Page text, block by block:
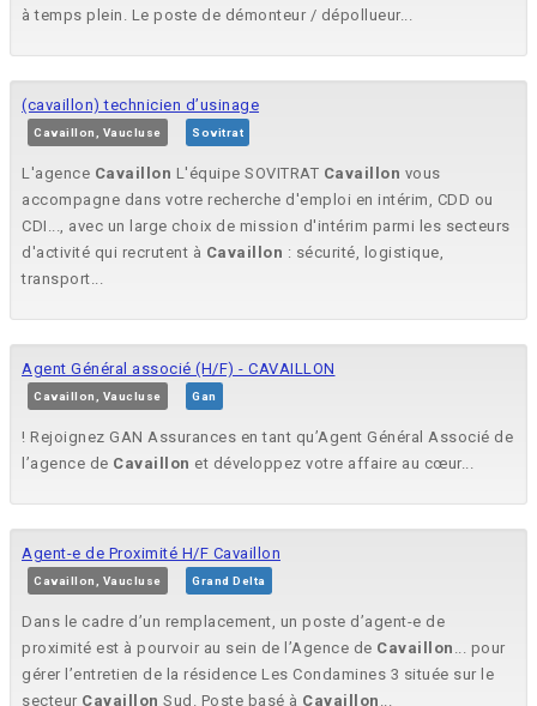
à temps plein. Le poste de démonteur / dépollueur...
(cavaillon) technicien d’usinage
Cavaillon, Vaucluse Sovitrat
L'agence Cavaillon L'équipe SOVITRAT Cavaillon vous
accompagne dans votre recherche d'emploi en intérim, CDD ou
CDI..., avec un large choix de mission d'intérim parmi les secteurs
d'activité qui recrutent à Cavaillon : sécurité, logistique,
transport...
Agent Général associé (H/F) - CAVAILLON
Cavaillon, Vaucluse Gan
! Rejoignez GAN Assurances en tant qu’Agent Général Associé de
l’agence de Cavaillon et développez votre affaire au cœur...
Agent-e de Proximité H/F Cavaillon
Cavaillon, Vaucluse Grand Delta
Dans le cadre d’un remplacement, un poste d’agent-e de
proximité est à pourvoir au sein de l’Agence de Cavaillon ... pour
gérer l’entretien de la résidence Les Condamines 3 située sur le
secteur Cavaillon Sud. Poste basé à Cavaillon ...